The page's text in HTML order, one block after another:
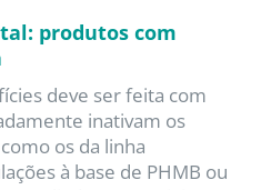
produtos com
deve ser feita com
inativam os
os da linha
à base de PHMB ou